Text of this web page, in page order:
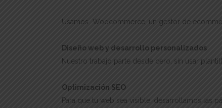
Usamos Woocommerce, un gestor de
Diseño web y desarrollo personalizados
Nuestro trabajo parte desde cero, sin usar
Optimización SEO
Para que tu web sea visible. desarrollamos las